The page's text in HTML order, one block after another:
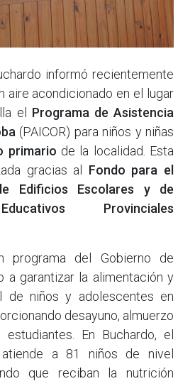
informó recientemente
aire acondicionado en el lugar
el Programa de Asistencia
(PAICOR) para niños y niñas
primario de la localidad. Esta
gracias al Fondo para el
Edificios Escolares y de
Provinciales
programa del Gobierno de
a garantizar la alimentación y
de niños y adolescentes en
desayuno, almuerzo
En Buchardo, el
atiende a 81 niños de nivel
que reciban la nutrición